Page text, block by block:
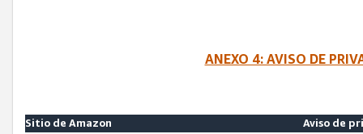
ANEXO 4: AVISO DE
Sitio de Amazon
Aviso de